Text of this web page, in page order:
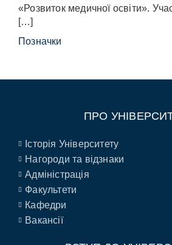
«Розвиток медичної освіти».
[…]
Позначки
ПРО
Історія Університету
Нагороди та відзнаки
Адміністрація
Факультети
Кафедри
Вакансії